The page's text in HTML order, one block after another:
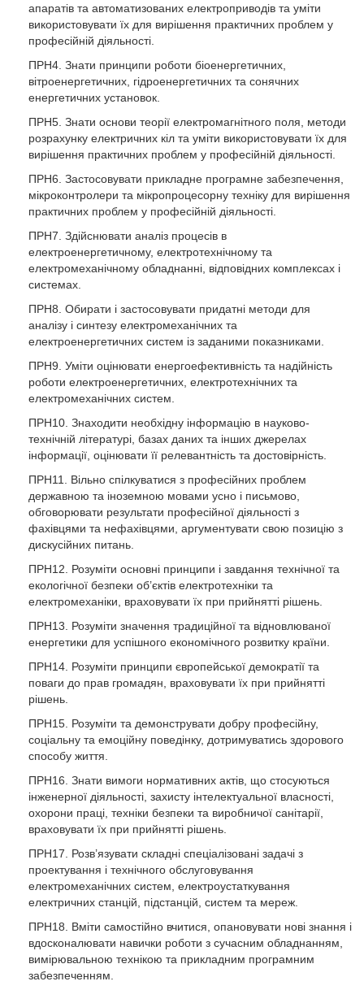
апаратів та автоматизованих електроприводів та уміти
використовувати їх для вирішення практичних проблем у
професійній діяльності.
ПРН4. Знати принципи роботи біоенергетичних,
вітроенергетичних, гідроенергетичних та сонячних
енергетичних установок.
ПРН5. Знати основи теорії електромагнітного поля, методи
розрахунку електричних кіл та уміти використовувати їх для
вирішення практичних проблем у професійній діяльності.
ПРН6. Застосовувати прикладне програмне забезпечення,
мікроконтролери та мікропроцесорну техніку для вирішення
практичних проблем у професійній діяльності.
ПРН7. Здійснювати аналіз процесів в
електроенергетичному, електротехнічному та
електромеханічному обладнанні, відповідних комплексах і
системах.
ПРН8. Обирати і застосовувати придатні методи для
аналізу і синтезу електромеханічних та
електроенергетичних систем із заданими показниками.
ПРН9. Уміти оцінювати енергоефективність та надійність
роботи електроенергетичних, електротехнічних та
електромеханічних систем.
ПРН10. Знаходити необхідну інформацію в науково-
технічній літературі, базах даних та інших джерелах
інформації, оцінювати її релевантність та достовірність.
ПРН11. Вільно спілкуватися з професійних проблем
державною та іноземною мовами усно і письмово,
обговорювати результати професійної діяльності з
фахівцями та нефахівцями, аргументувати свою позицію з
дискусійних питань.
ПРН12. Розуміти основні принципи і завдання технічної та
екологічної безпеки об’єктів електротехніки та
електромеханіки, враховувати їх при прийнятті рішень.
ПРН13. Розуміти значення традиційної та відновлюваної
енергетики для успішного економічного розвитку країни.
ПРН14. Розуміти принципи європейської демократії та
поваги до прав громадян, враховувати їх при прийнятті
рішень.
ПРН15. Розуміти та демонструвати добру професійну,
соціальну та емоційну поведінку, дотримуватись здорового
способу життя.
ПРН16. Знати вимоги нормативних актів, що стосуються
інженерної діяльності, захисту інтелектуальної власності,
охорони праці, техніки безпеки та виробничої санітарії,
враховувати їх при прийнятті рішень.
ПРН17. Розв’язувати складні спеціалізовані задачі з
проектування і технічного обслуговування
електромеханічних систем, електроустаткування
електричних станцій, підстанцій, систем та мереж.
ПРН18. Вміти самостійно вчитися, опановувати нові знання і
вдосконалювати навички роботи з сучасним обладнанням,
вимірювальною технікою та прикладним програмним
забезпеченням.